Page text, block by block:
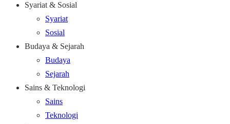
Syariat & Sosial
Syariat
Sosial
Budaya & Sejarah
Budaya
Sejarah
Sains & Teknologi
Sains
Teknologi